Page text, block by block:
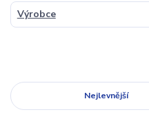
Výrobce
Nejlevnější